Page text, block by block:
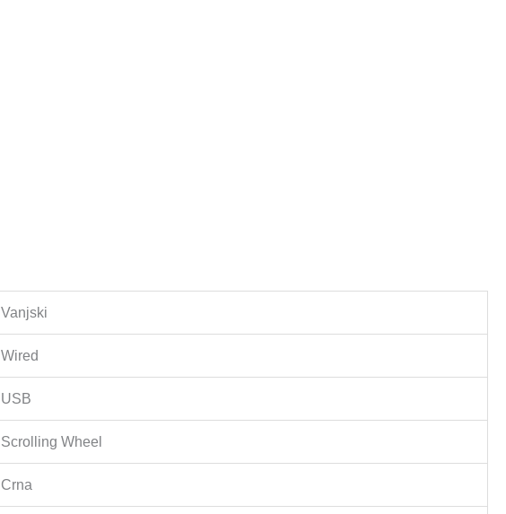
Vanjski
Wired
USB
Scrolling Wheel
Crna